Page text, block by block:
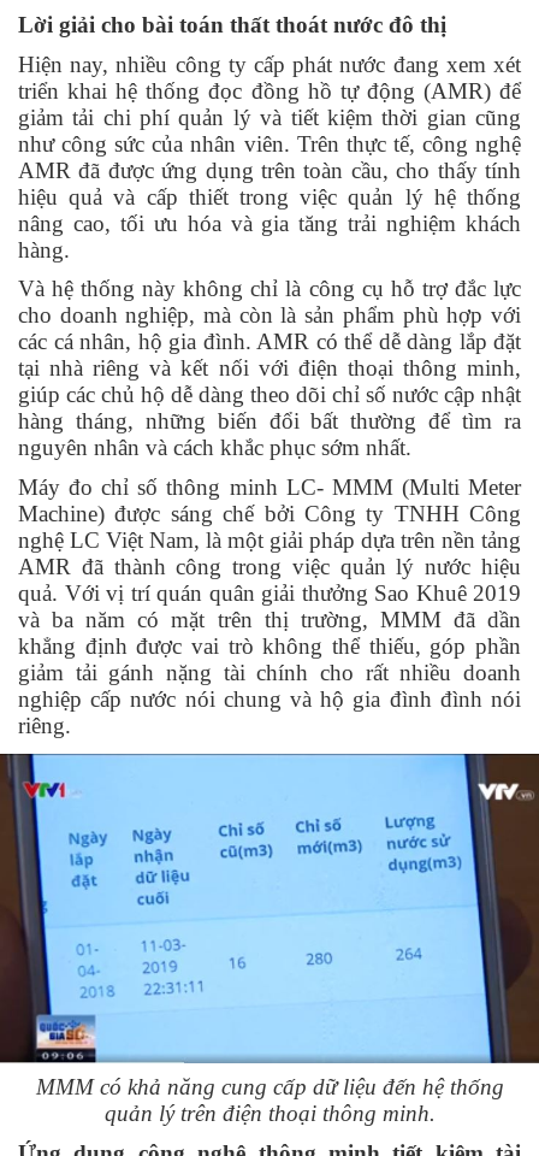
Lời giải cho bài toán thất thoát nước đô thị
Hiện nay, nhiều công ty cấp phát nước đang xem xét
triển khai hệ thống đọc đồng hồ tự động (AMR) để
giảm tải chi phí quản lý và tiết kiệm thời gian cũng
như công sức của nhân viên. Trên thực tế, công nghệ
AMR đã được ứng dụng trên toàn cầu, cho thấy tính
hiệu quả và cấp thiết trong việc quản lý hệ thống
nâng cao, tối ưu hóa và gia tăng trải nghiệm khách
hàng.
Và hệ thống này không chỉ là công cụ hỗ trợ đắc lực
cho doanh nghiệp, mà còn là sản phẩm phù hợp với
các cá nhân, hộ gia đình. AMR có thể dễ dàng lắp đặt
tại nhà riêng và kết nối với điện thoại thông minh,
giúp các chủ hộ dễ dàng theo dõi chỉ số nước cập nhật
hàng tháng, những biến đổi bất thường để tìm ra
nguyên nhân và cách khắc phục sớm nhất.
Máy đo chỉ số thông minh LC- MMM (Multi Meter
Machine) được sáng chế bởi Công ty TNHH Công
nghệ LC Việt Nam, là một giải pháp dựa trên nền tảng
AMR đã thành công trong việc quản lý nước hiệu
quả. Với vị trí quán quân giải thưởng Sao Khuê 2019
và ba năm có mặt trên thị trường, MMM đã dần
khẳng định được vai trò không thể thiếu, góp phần
giảm tải gánh nặng tài chính cho rất nhiều doanh
nghiệp cấp nước nói chung và hộ gia đình đình nói
riêng.
MMM có khả năng cung cấp dữ liệu đến hệ thống
quản lý trên điện thoại thông minh.